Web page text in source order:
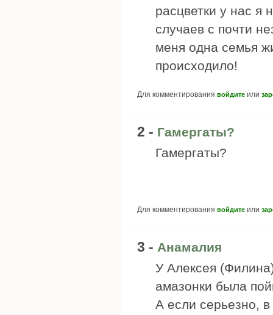
расцветки у нас я
случаев с почти
меня одна семья
происходило!
Для комментирования войдите или
2 - Гамергаты?
Гамергаты?
Для комментирования войдите или
3 - Анамалия
У Алексея
амазонки была
А если серьезно,